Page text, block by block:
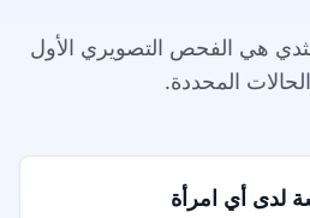
هي الفحص التصويري الأول
المحددة.
لدى أي امرأة